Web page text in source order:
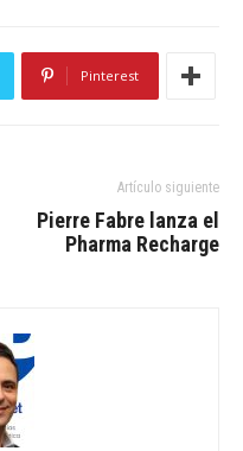
Pinterest
Artículo siguiente
Pierre Fabre lanza el
Pharma Recharge